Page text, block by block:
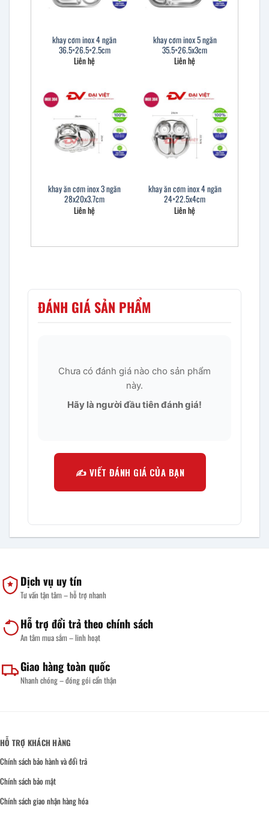
khay cơm inox 4 ngăn
36.5×26.5×2.5cm
Liên hệ
khay cơm inox 5 ngăn
35.5×26.5x3cm
Liên hệ
khay ăn cơm inox 3 ngăn
28x20x3.7cm
Liên hệ
khay ăn cơm inox 4 ngăn
24×22.5x4cm
Liên hệ
ĐÁNH GIÁ SẢN PHẨM
Chưa có đánh giá nào cho sản phẩm
này.
Hãy là người đầu tiên đánh giá!
✍️ VIẾT ĐÁNH GIÁ CỦA BẠN
Dịch vụ uy tín
Tư vấn tận tâm – hỗ trợ nhanh
Hỗ trợ đổi trả theo chính sách
An tâm mua sắm – linh hoạt
Giao hàng toàn quốc
Nhanh chóng – đóng gói cẩn thận
HỖ TRỢ KHÁCH HÀNG
Chính sách bảo hành và đổi trả
Chính sách bảo mật
Chính sách giao nhận hàng hóa